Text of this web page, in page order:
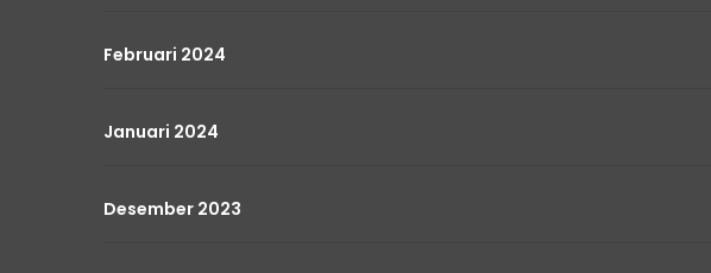
Februari 2024
Januari 2024
Desember 2023